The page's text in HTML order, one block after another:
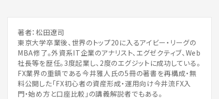
著者：松田遼司
東京大学卒業後、世界のトップ20に入るアイビー・リーグの
MBA修了。外資系IT企業のアナリスト、エグゼクティブ、Web
社長等を歴任。3度起業し、2度のエグジットに成功している。
FX業界の重鎮である今井雅人氏の5冊の著書を再構成・無
料公開した「FX初心者の資産形成・運用向け今井流FX入
門・始め方と口座比較」の講義解説者でもある。